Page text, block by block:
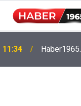
15:52
hesaplarda